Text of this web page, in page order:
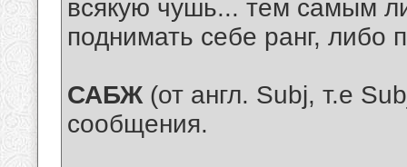
всякую чушь... тем самым
поднимать себе ранг, либо
САБЖ(от англ. Subj, т.е
сообщения.